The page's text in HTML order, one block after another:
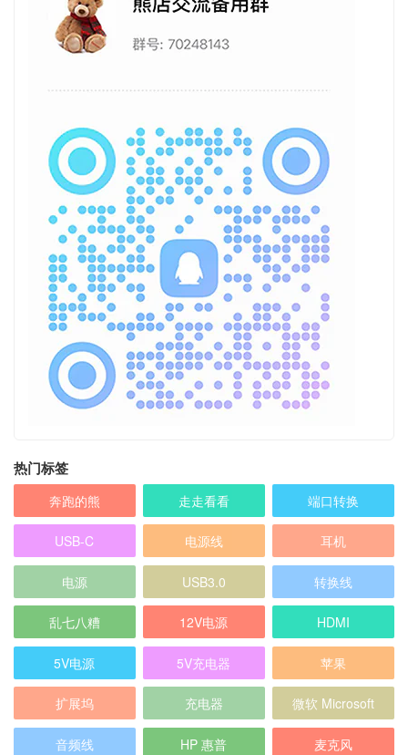
热门标签
奔跑的熊 走走看看 端口转换
USB-C 电源线 耳机
电源 USB3.0 转换线
乱七八糟 12V电源 HDMI
5V电源 5V充电器 苹果
扩展坞 充电器 微软 Microsoft
音频线 HP 惠普 麦克风